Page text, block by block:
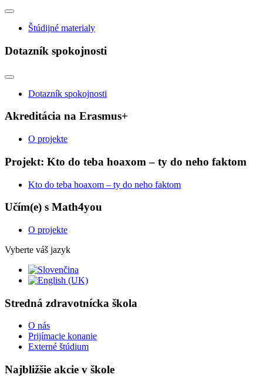
Štúdijné materialy
Dotazník spokojnosti
Dotazník spokojnosti
Akreditácia na Erasmus+
O projekte
Projekt: Kto do teba hoaxom – ty do neho faktom
Kto do teba hoaxom – ty do neho faktom
Učím(e) s Math4you
O projekte
Vyberte váš jazyk
Stredná zdravotnícka škola
O nás
Prijímacie konanie
Externé štúdium
Najbližšie akcie v škole